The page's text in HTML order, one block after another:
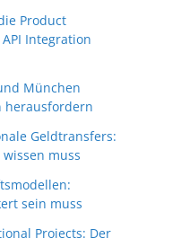
Product
Integration
München
herausfordern
Geldtransfers:
muss
sein muss
Projects: Der